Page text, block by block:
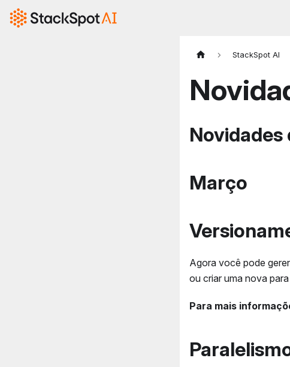
StackSpot AI
Novidades
Março
Agora você pode
ou criar uma nova
Para mais